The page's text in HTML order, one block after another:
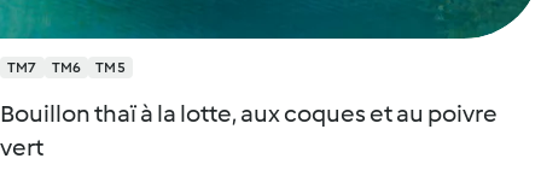
TM7 TM6 TM5
Bouillon thaï à la lotte, aux coques et au poivre
vert